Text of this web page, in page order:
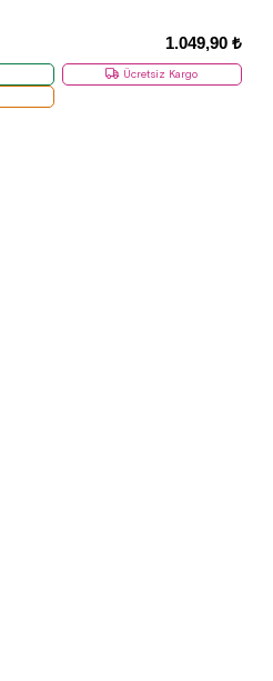
1.049,90 ₺
Ücretsiz Kargo